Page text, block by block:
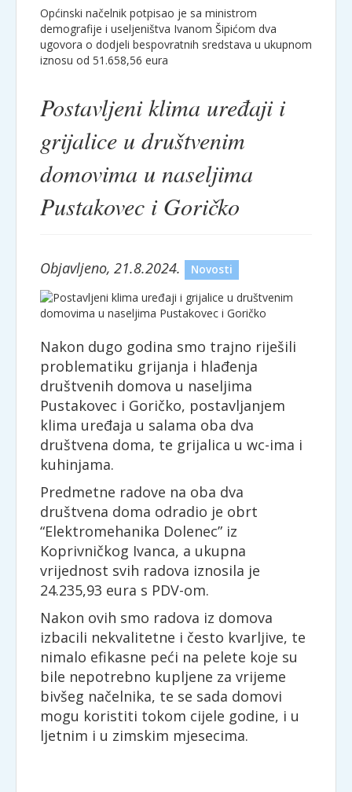
Općinski načelnik potpisao je sa ministrom
demografije i useljeništva Ivanom Šipićom dva
ugovora o dodjeli bespovratnih sredstava u ukupnom
iznosu od 51.658,56 eura
Postavljeni klima uređaji i
grijalice u društvenim
domovima u naseljima
Pustakovec i Goričko
Objavljeno, 21.8.2024. Novosti
Nakon dugo godina smo trajno riješili
problematiku grijanja i hlađenja
društvenih domova u naseljima
Pustakovec i Goričko, postavljanjem
klima uređaja u salama oba dva
društvena doma, te grijalica u wc-ima i
kuhinjama.
Predmetne radove na oba dva
društvena doma odradio je obrt
“Elektromehanika Dolenec” iz
Koprivničkog Ivanca, a ukupna
vrijednost svih radova iznosila je
24.235,93 eura s PDV-om.
Nakon ovih smo radova iz domova
izbacili nekvalitetne i često kvarljive, te
nimalo efikasne peći na pelete koje su
bile nepotrebno kupljene za vrijeme
bivšeg načelnika, te se sada domovi
mogu koristiti tokom cijele godine, i u
ljetnim i u zimskim mjesecima.